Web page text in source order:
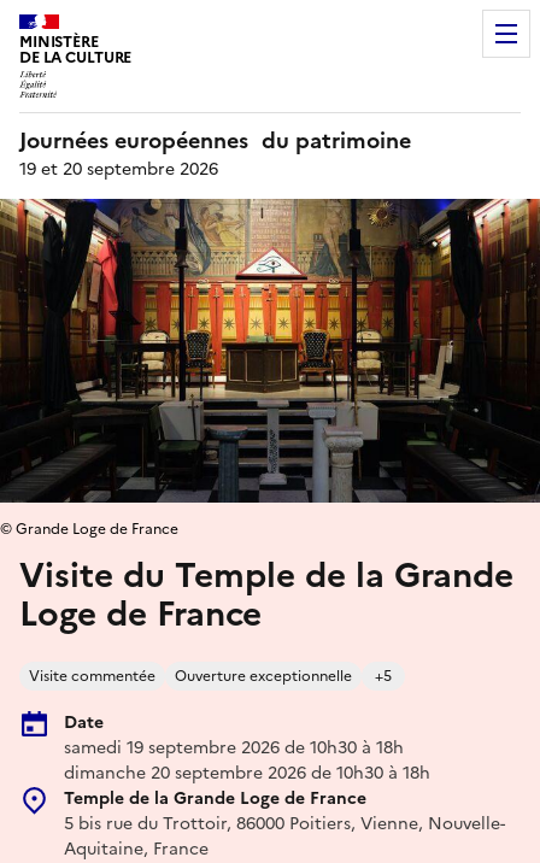
MINISTÈRE
DE LA CULTURE
Journées européennes du patrimoine
19 et 20 septembre 2026
Visite du Temple de la Grande
Loge de France
Visite commentée Ouverture exceptionnelle +5
Date
samedi 19 septembre 2026 de 10h30 à 18h
dimanche 20 septembre 2026 de 10h30 à 18h
Temple de la Grande Loge de France
5 bis rue du Trottoir, 86000 Poitiers, Vienne, Nouvelle-
Aquitaine, France
© Grande Loge de France